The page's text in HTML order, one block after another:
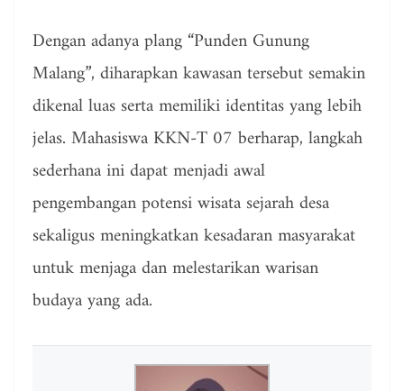
Dengan adanya plang “Punden Gunung
Malang”, diharapkan kawasan tersebut semakin
dikenal luas serta memiliki identitas yang lebih
jelas. Mahasiswa KKN-T 07 berharap, langkah
sederhana ini dapat menjadi awal
pengembangan potensi wisata sejarah desa
sekaligus meningkatkan kesadaran masyarakat
untuk menjaga dan melestarikan warisan
budaya yang ada.